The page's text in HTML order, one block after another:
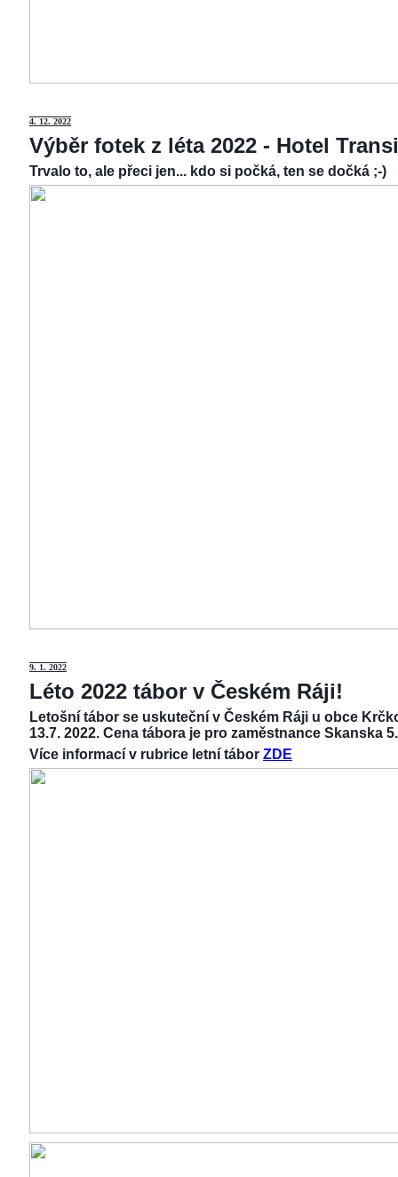
4. 12. 2022
Výběr fotek z léta 2022 - Hotel
Trvalo to, ale přeci jen... kdo si počká, ten se dočká ;-)
9. 1. 2022
Léto 2022 tábor v Českém Ráji!
Letošní tábor se uskuteční v Českém Ráji u obce
13.7. 2022. Cena tábora je pro zaměstnance Skanska
Více informací v rubrice letní tábor ZDE